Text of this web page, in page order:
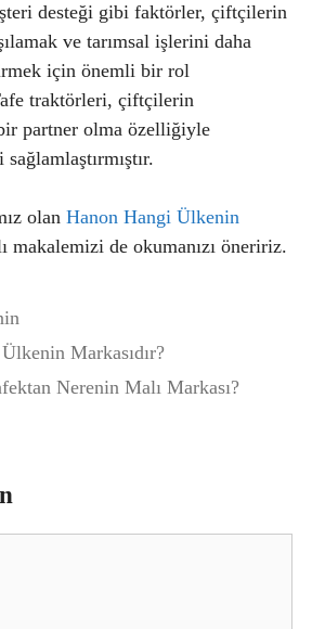
desteği gibi faktörler, çiftçilerin
ve tarımsal işlerini daha
için önemli bir rol
traktörleri, çiftçilerin
partner olma özelliğiyle
olan Hanon Hangi Ülkenin
makalemizi de okumanızı öneririz.
Markasıdır?
Nerenin Malı Markası?